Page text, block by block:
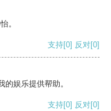
。
支持[0] 反对[0]
娱乐提供帮助。
支持[0] 反对[0]